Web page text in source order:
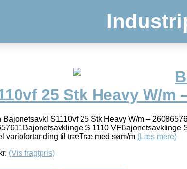
25 Stk Heavy W/m
Bajonetsavkl S1110vf 25 Stk Heavy W/m –
S 1110 VFBajonetsavklinge
variofortanding til træTræ med søm/m (Læs mere)
kr. (Vis fragtpris)